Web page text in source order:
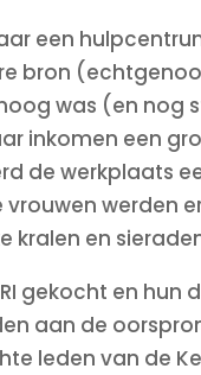
een
bron
was (en nog
inkomen een
de werkplaats
werden
kralen en
gekocht en hun
aan de
leden van de